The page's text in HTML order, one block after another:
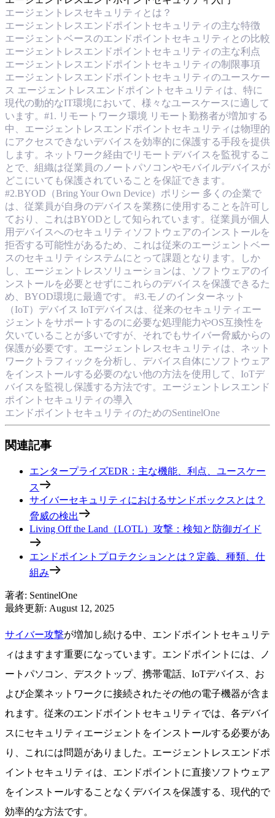
エージェントレスセキュリティとは？
エージェントレスエンドポイントセキュリティの主な特徴
エージェントベースのエンドポイントセキュリティとの比較
エージェントレスエンドポイントセキュリティの主な利点
エージェントレスエンドポイントセキュリティの制限事項
エージェントレスエンドポイントセキュリティのユースケー
ス エージェントレスエンドポイントセキュリティは、特に
現代の動的なIT環境において、様々なユースケースに適して
います。#1. リモートワーク環境 リモート勤務者が増加する
中、エージェントレスエンドポイントセキュリティは物理的
にアクセスできないデバイスを効率的に保護する手段を提供
します。ネットワーク経由でリモートデバイスを監視するこ
とで、組織は従業員のノートパソコンやモバイルデバイスが
どこにいても保護されていることを保証できます。
#2.BYOD（Bring Your Own Device）ポリシー 多くの企業で
は、従業員が自身のデバイスを業務に使用することを許可し
ており、これはBYODとして知られています。従業員が個人
用デバイスへのセキュリティソフトウェアのインストールを
拒否する可能性があるため、これは従来のエージェントベー
スのセキュリティシステムにとって課題となります。しか
し、エージェントレスソリューションは、ソフトウェアのイ
ンストールを必要とせずにこれらのデバイスを保護できるた
め、BYOD環境に最適です。 #3.モノのインターネット
（IoT）デバイス IoTデバイスは、従来のセキュリティエー
ジェントをサポートするのに必要な処理能力やOS互換性を
欠いていることが多いですが、それでもサイバー脅威からの
保護が必要です。エージェントレスセキュリティは、ネット
ワークトラフィックを分析し、デバイス自体にソフトウェア
をインストールする必要のない他の方法を使用して、IoTデ
バイスを監視し保護する方法です。エージェントレスエンド
ポイントセキュリティの導入
エンドポイントセキュリティのためのSentinelOne
関連記事
エンタープライズEDR：主な機能、利点、ユースケー
ス
サイバーセキュリティにおけるサンドボックスとは？
脅威の検出
Living Off the Land（LOTL）攻撃：検知と防御ガイド
エンドポイントプロテクションとは？定義、種類、仕
組み
著者: SentinelOne
最終更新: August 12, 2025
サイバー攻撃が増加し続ける中、エンドポイントセキュリテ
ィはますます重要になっています。エンドポイントには、ノ
ートパソコン、デスクトップ、携帯電話、IoTデバイス、お
よび企業ネットワークに接続されたその他の電子機器が含ま
れます。従来のエンドポイントセキュリティでは、各デバイ
スにセキュリティエージェントをインストールする必要があ
り、これには問題がありました。エージェントレスエンドポ
イントセキュリティは、エンドポイントに直接ソフトウェア
をインストールすることなくデバイスを保護する、現代的で
効率的な方法です。